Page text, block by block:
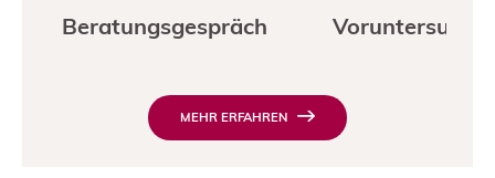
Beratungsgespräch
MEHR ERFAHREN